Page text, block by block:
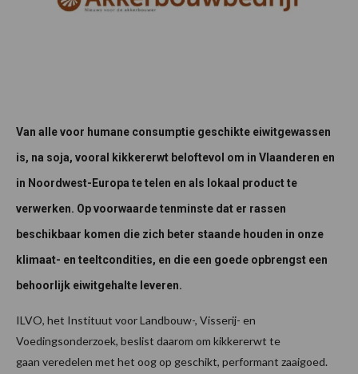
Van alle voor humane consumptie geschikte eiwitgewassen
is, na soja, vooral kikkererwt beloftevol om in Vlaanderen en
in Noordwest-Europa te telen en als lokaal product te
verwerken. Op voorwaarde tenminste dat er rassen
beschikbaar komen die zich beter staande houden in onze
klimaat- en teeltcondities, en die een goede opbrengst een
behoorlijk eiwitgehalte leveren.
ILVO, het Instituut voor Landbouw-, Visserij- en
Voedingsonderzoek, beslist daarom om kikkererwt te
gaan veredelen met het oog op geschikt, performant zaaigoed.